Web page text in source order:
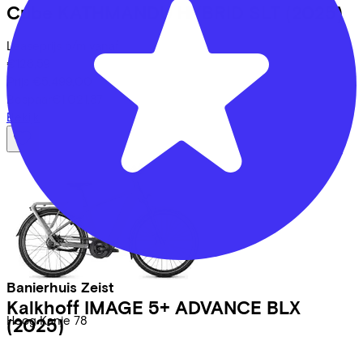
Banierhuis Zeist
Hoog Kanje 78
Cube KATHMANDU HYBRID SLT (2025)
Leaseprijs p/m vanaf
€126,59
Prijs
Bespaar
Bekijk
Kalkhoff IMAGE 5+ ADVANCE BLX
(2025)